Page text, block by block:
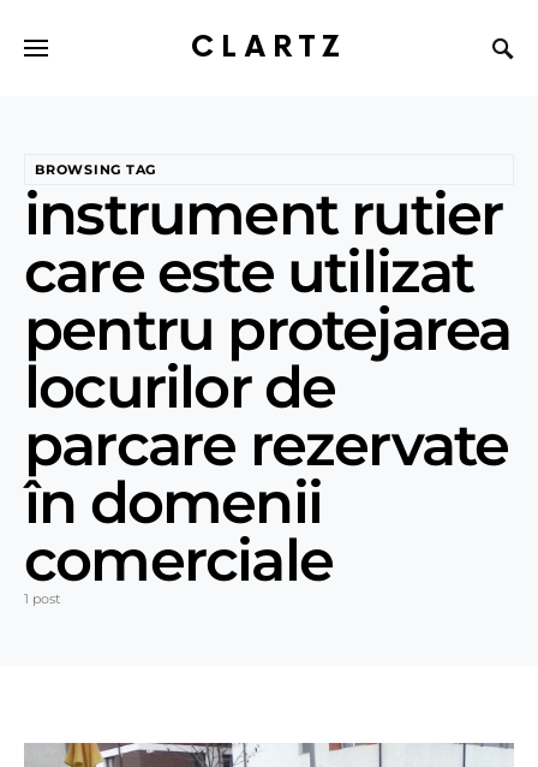
CLARTZ
BROWSING TAG
instrument rutier
care este utilizat
pentru protejarea
locurilor de
parcare rezervate
în domenii
comerciale
1 post